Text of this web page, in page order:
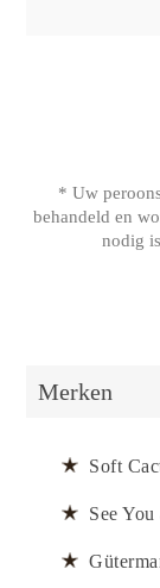
* Uw
behandeld en
nodig
Merken
Soft
See